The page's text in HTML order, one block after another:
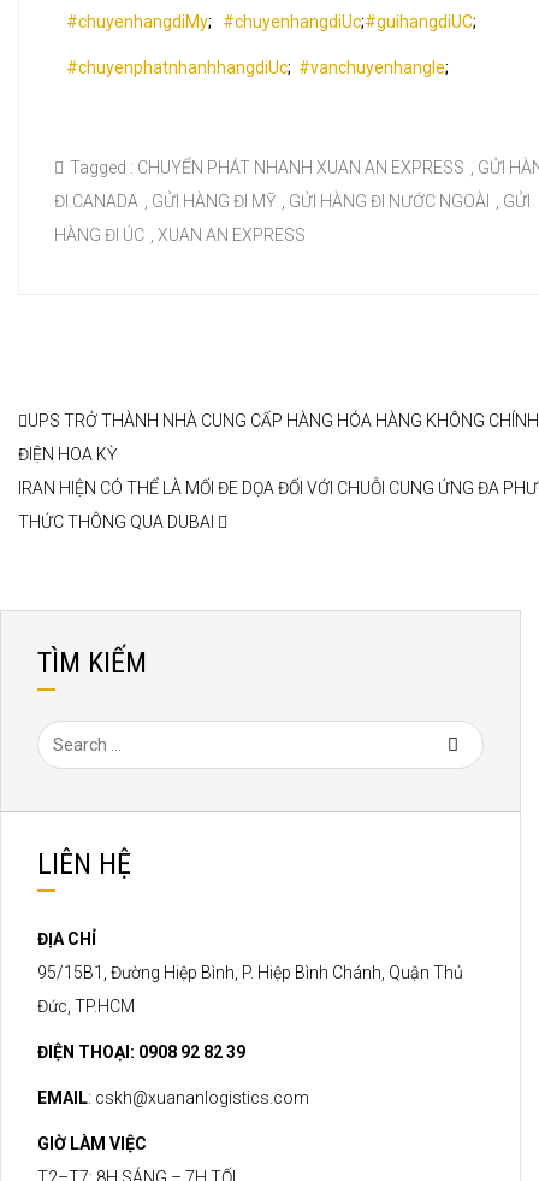
#chuyenhangdiMy; #chuyenhangdiUc;#guihangdiUC;
#chuyenphatnhanhhangdiUc; #vanchuyenhangle;
Tagged : CHUYỂN PHÁT NHANH XUAN AN EXPRESS
GỬI
ĐI CANADA
GỬI HÀNG ĐI MỸ GỬI HÀNG ĐI NƯỚC NGOÀI
GỬI
HÀNG ĐI ÚC
XUAN AN EXPRESS
UPS TRỞ THÀNH NHÀ CUNG CẤP HÀNG HÓA HÀNG KHÔNG
ĐIỆN HOA KỲ
IRAN HIỆN CÓ THỂ LÀ MỐI ĐE DỌA ĐỐI VỚI CHUỖI CUNG ỨNG ĐA
THỨC THÔNG QUA DUBAI
TÌM KIẾM
LIÊN HỆ
ĐỊA CHỈ
95/15B1, Đường Hiệp Bình, P. Hiệp Bình Chánh, Quận Thủ
Đức, TP.HCM
ĐIỆN THOẠI: 0908 92 82 39
EMAIL: cskh@xuananlogistics.com
GIỜ LÀM VIỆC